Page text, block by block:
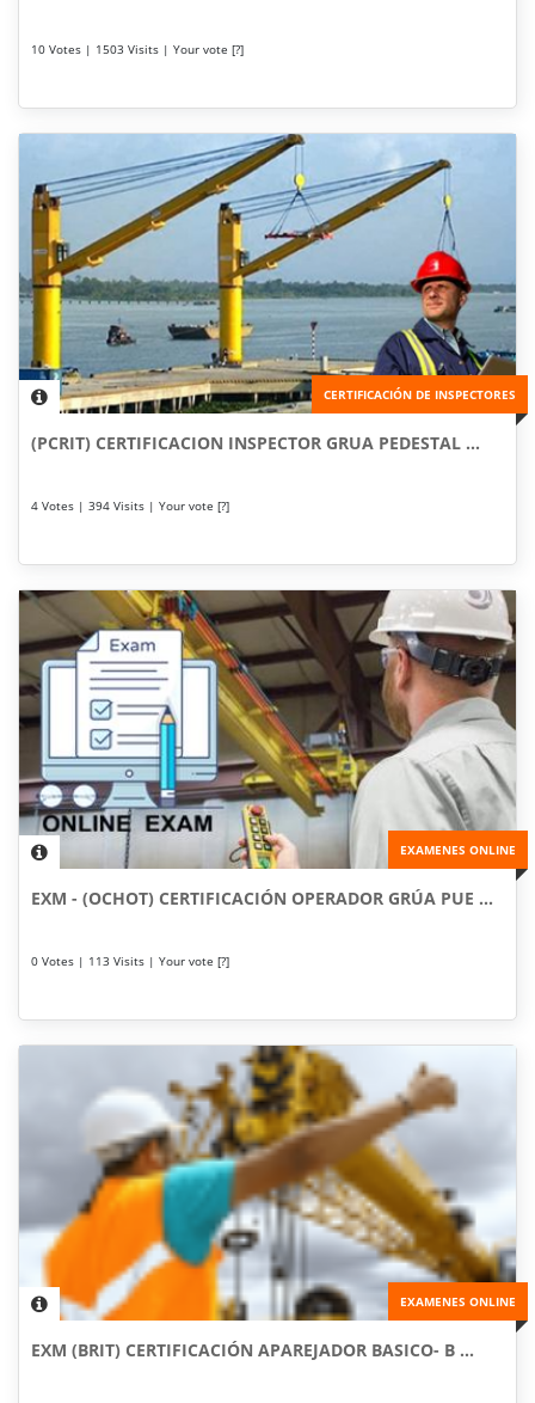
10 Votes | 1503 Visits | Your vote [?]
CERTIFICACIÓN DE INSPECTORES
(PCRIT) CERTIFICACION INSPECTOR GRUA PEDESTAL ...
4 Votes | 394 Visits | Your vote [?]
EXAMENES ONLINE
EXM - (OCHOT) CERTIFICACIÓN OPERADOR GRÚA PUE ...
0 Votes | 113 Visits | Your vote [?]
EXAMENES ONLINE
EXM (BRIT) CERTIFICACIÓN APAREJADOR BASICO- B ...